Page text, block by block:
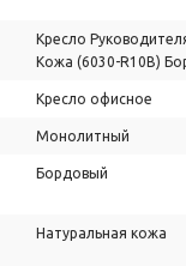
Кресло
Кожа (6030-R10B)
Кресло офисное
Монолитный
Бордовый
Натуральная кожа